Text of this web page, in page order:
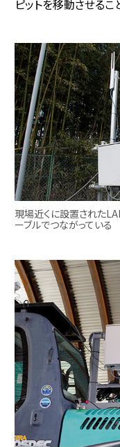
ピットを移動させる
現場近くに設置された
ーブルでつながっている